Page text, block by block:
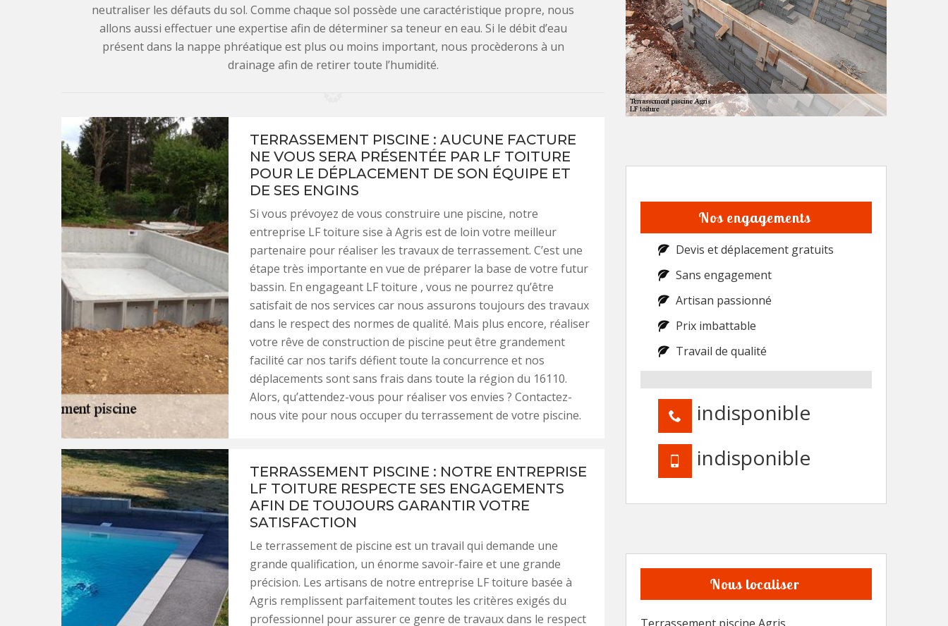
neutraliser les défauts du sol. Comme chaque sol possède une caractéristique propre, nous
allons aussi effectuer une expertise afin de déterminer sa teneur en eau. Si le débit d’eau
présent dans la nappe phréatique est plus ou moins important, nous procèderons à un
drainage afin de retirer toute l’humidité.
TERRASSEMENT PISCINE : AUCUNE FACTURE
NE VOUS SERA PRÉSENTÉE PAR LF TOITURE
POUR LE DÉPLACEMENT DE SON ÉQUIPE ET
DE SES ENGINS
Si vous prévoyez de vous construire une piscine, notre
entreprise LF toiture sise à Agris est de loin votre meilleur
partenaire pour réaliser les travaux de terrassement. C’est une
étape très importante en vue de préparer la base de votre futur
bassin. En engageant LF toiture , vous ne pourrez qu’être
satisfait de nos services car nous assurons toujours des travaux
dans le respect des normes de qualité. Mais plus encore, réaliser
votre rêve de construction de piscine peut être grandement
facilité car nos tarifs défient toute la concurrence et nos
déplacements sont sans frais dans toute la région du 16110.
Alors, qu’attendez-vous pour réaliser vos envies ? Contactez-
nous vite pour nous occuper du terrassement de votre piscine.
TERRASSEMENT PISCINE : NOTRE ENTREPRISE
LF TOITURE RESPECTE SES ENGAGEMENTS
AFIN DE TOUJOURS GARANTIR VOTRE
SATISFACTION
Le terrassement de piscine est un travail qui demande une
grande qualification, un énorme savoir-faire et une grande
précision. Les artisans de notre entreprise LF toiture basée à
Agris remplissent parfaitement toutes les critères exigés du
professionnel pour assurer ce genre de travaux dans le respect
Nos engagements
Devis et déplacement gratuits
Sans engagement
Artisan passionné
Prix imbattable
Travail de qualité
indisponible
indisponible
Nous localiser